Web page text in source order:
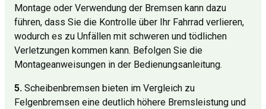
Montage oder Verwendung der Bremsen kann dazu
führen, dass Sie die Kontrolle über Ihr Fahrrad verlieren,
wodurch es zu Unfällen mit schweren und tödlichen
Verletzungen kommen kann. Befolgen Sie die
Montageanweisungen in der Bedienungsanleitung.
5. Scheibenbremsen bieten im Vergleich zu
Felgenbremsen eine deutlich höhere Bremsleistung und